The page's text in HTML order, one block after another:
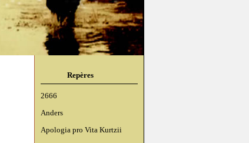
Repères
2666
Anders
Apologia pro Vita Kurtzii